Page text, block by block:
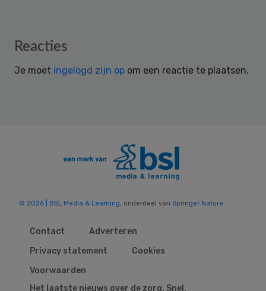
Reader
Reacties
Je moet ingelogd zijn op om een reactie te plaatsen.
© 2026 | BSL Media & Learning , onderdeel van Springer Nature
Contact
Adverteren
Privacy statement
Cookies
Voorwaarden
Het laatste nieuws over de zorg. Snel,